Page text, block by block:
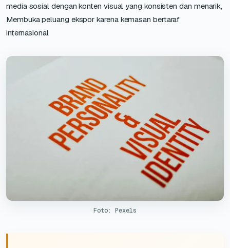
media sosial dengan konten visual yang konsisten dan menarik,
Membuka peluang ekspor karena kemasan bertaraf
internasional
Foto: Pexels